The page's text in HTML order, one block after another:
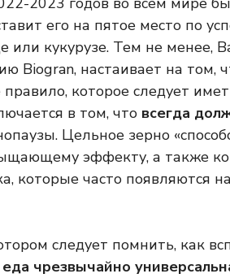
его на пятое место по
или кукурузе. Тем не менее,
Biogran, настаивает на том,
которое следует
в том, что всегда
Цельное зерно
эффекту, а также
которые часто появляются
следует помнить, как
чрезвычайно